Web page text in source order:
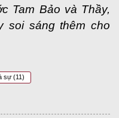
Tam Bảo và Thầy,
soi sáng thêm cho
sự (11)